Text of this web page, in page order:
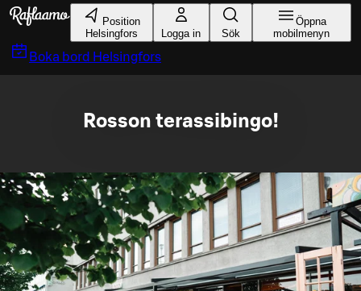
Gå till huvudinnehållet
Position
Helsingfors
Logga in Sök
Öppna
mobilmenyn
Boka bord Helsingfors
Rosson terassibingo!